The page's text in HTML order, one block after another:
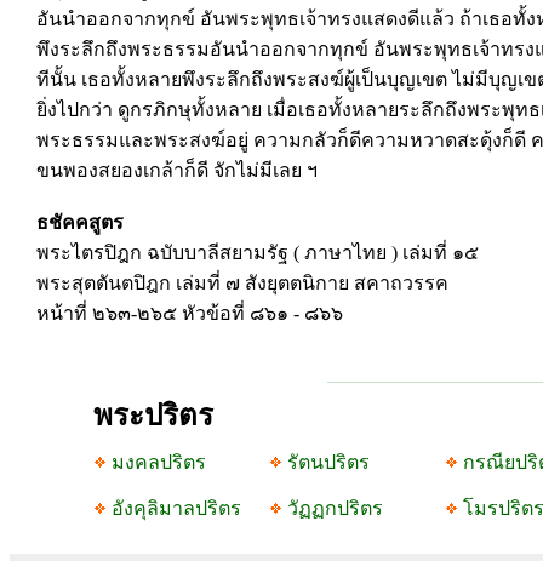
อันนำออกจากทุกข์ อันพระพุทธเจ้าทรงแสดงดีแล้ว ถ้าเธอทั้ง
พึงระลึกถึงพระธรรมอันนำออกจากทุกข์ อันพระพุทธเจ้าทรง
ทีนั้น เธอทั้งหลายพึงระลึกถึงพระสงฆ์ผู้เป็นบุญเขต ไม่มีบุญเ
ยิ่งไปกว่า ดูกรภิกษุทั้งหลาย เมื่อเธอทั้งหลายระลึกถึงพระพุทธ
พระธรรมและพระสงฆ์อยู่ ความกลัวก็ดีความหวาดสะดุ้งก็ดี
ขนพองสยองเกล้าก็ดี จักไม่มีเลย ฯ
ธชัคคสูตร
พระไตรปิฎก ฉบับบาลีสยามรัฐ ( ภาษาไทย ) เล่มที่ ๑๕
พระสุตตันตปิฎก เล่มที่ ๗ สังยุตตนิกาย สคาถวรรค
หน้าที่ ๒๖๓-๒๖๕ หัวข้อที่ ๘๖๑ - ๘๖๖
พระปริตร
มงคลปริตร รัตนปริตร กรณียปริ
อังคุลิมาลปริตร วัฏฏกปริตร โมรปริตร